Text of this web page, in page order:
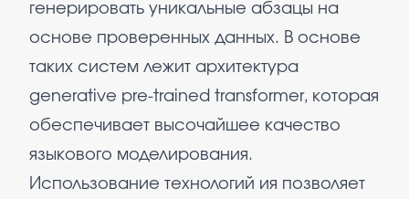
генерировать уникальные абзацы на
основе проверенных данных. В основе
таких систем лежит архитектура
generative pre-trained transformer, которая
обеспечивает высочайшее качество
языкового моделирования.
Использование технологий ия позволяет